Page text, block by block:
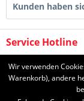
Kunden haben
Service Hotline
Shop Service
Wir verwenden
Warenkorb), andere